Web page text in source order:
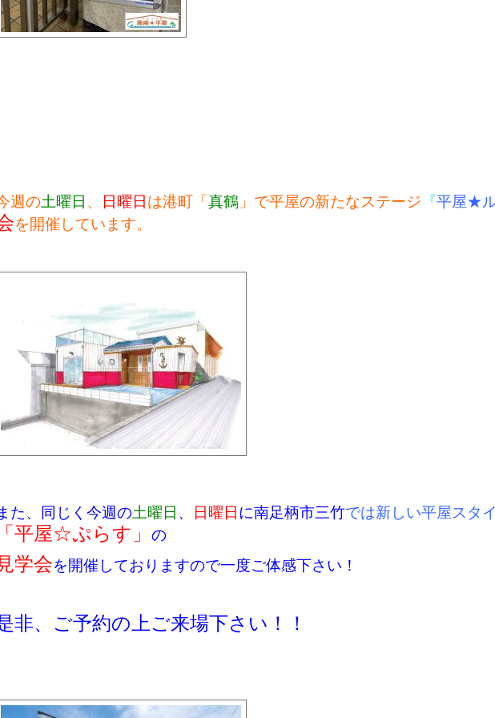
週の土曜日 、 日曜日は港町「真鶴 」で平屋の新たなステージ 『平屋★
を開催しています。
た、同じく今週の土曜日 、 日曜日に南足柄市三竹では新しい平屋スタ
「平屋☆ぷらす」 の
見学会を開催しておりますので一度ご体感下さい！
非、ご予約の上ご来場下さい！！